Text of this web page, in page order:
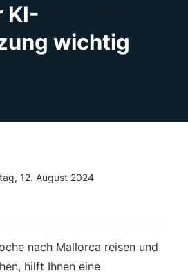
KI-
wichtig
12. August 2024
nach Mallorca reisen und
hilft Ihnen eine